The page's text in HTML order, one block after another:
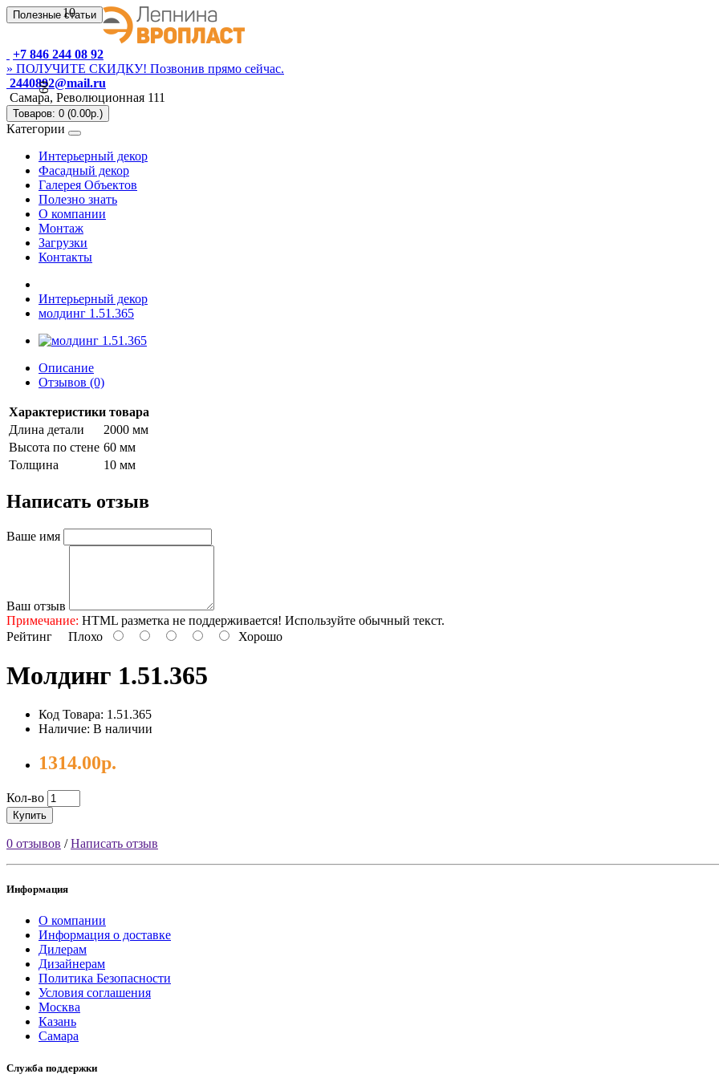
Полезные статьи
+7 846 244 08 92
» ПОЛУЧИТЕ СКИДКУ! Позвонив прямо сейчас.
2440892@mail.ru
Самара, Революционная 111
Товаров: 0 (0.00р.)
Категории
Интерьерный декор
Фасадный декор
Галерея Объектов
Полезно знать
О компании
Монтаж
Загрузки
Контакты
Интерьерный декор
молдинг 1.51.365
Описание
Отзывов (0)
Характеристики товара
Длина детали
2000 мм
Высота по стене 60 мм
Толщина
10 мм
10
60
Написать отзыв
Ваше имя
Ваш отзыв
Примечание: HTML разметка не поддерживается! Используйте обычный текст.
Рейтинг Плохо Хорошо
Молдинг 1.51.365
Код Товара: 1.51.365
Наличие: В наличии
1314.00р.
Кол-во
Купить
0 отзывов /Написать отзыв
Информация
О компании
Информация о доставке
Дилерам
Дизайнерам
Политика Безопасности
Условия соглашения
Москва
Казань
Самара
Служба поддержки